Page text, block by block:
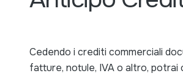
Cedendo i crediti commerciali
fatture, notule, IVA o altro, potrai